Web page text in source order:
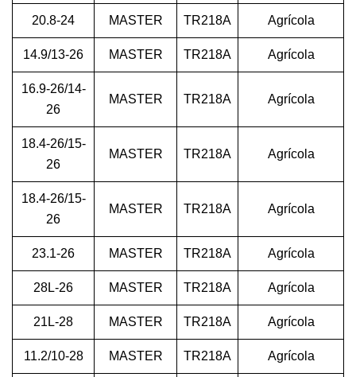
20.8-24 MASTER TR218A Agrícola
14.9/13-26 MASTER TR218A Agrícola
16.9-26/14-
26
MASTER TR218A Agrícola
18.4-26/15-
26
MASTER TR218A Agrícola
18.4-26/15-
26
MASTER TR218A Agrícola
23.1-26 MASTER TR218A Agrícola
28L-26 MASTER TR218A Agrícola
21L-28 MASTER TR218A Agrícola
11.2/10-28 MASTER TR218A Agrícola